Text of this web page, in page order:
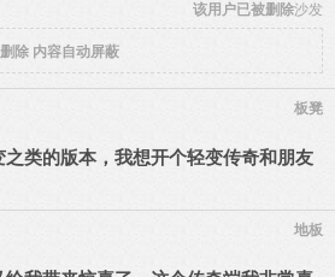
沙发
该用户已被删除
除 内容自动屏蔽
板凳
类的版本，我想开个轻变传奇和朋友
地板